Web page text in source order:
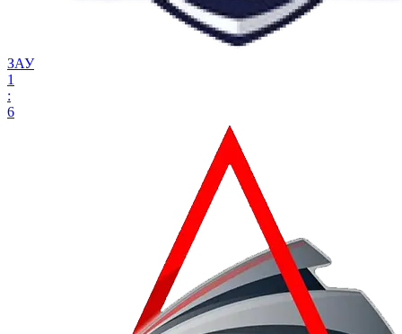
ЗАУ
1
:
6